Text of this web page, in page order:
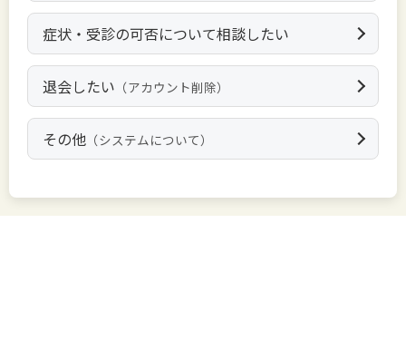
症状・受診の可否について相談したい
退会したい （アカウント削除）
その他 （システムについて）